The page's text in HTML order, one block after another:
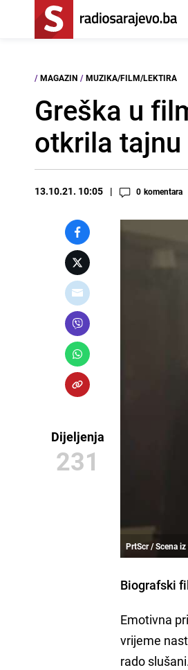
/ MAGAZIN / MUZIKA/FILM/LEKTIRA
Greška u
otkrila tajnu
13.10.21. 10:05 0 komentara
Dijeljenja
231
PrtScr / Scena
Biografski
Emotivna
vrijeme
rado